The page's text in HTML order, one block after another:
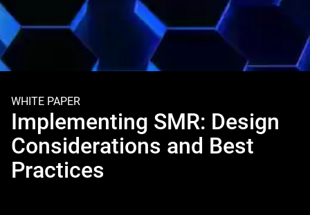
WHITE PAPER
Implementing SMR: Design
Considerations and Best
Practices